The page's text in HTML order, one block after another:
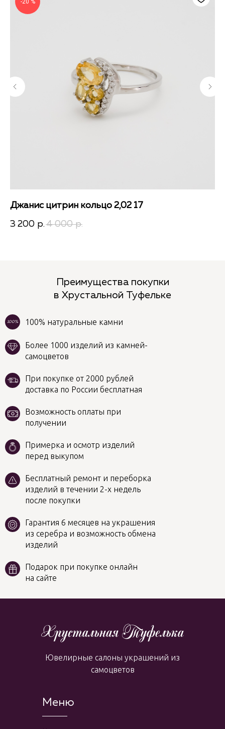
-20 %
Джанис цитрин кольцо 2,02 17
3 200 р. 4 000 р.
100% натуральные камни
100%
Преимущества покупки
в Хрустальной Туфельке
Бесплатный ремонт и переборка
изделий в течении 2-х недель
после покупки
Примерка и осмотр изделий
перед выкупом
Более 1000 изделий из камней-
самоцветов
Гарантия 6 месяцев на украшения
из серебра и возможность обмена
изделий
Возможность оплаты при
получении
При покупке от 2000 рублей
доставка по России бесплатная
Подарок при покупке онлайн
на сайте
Меню
Ювелирные салоны украшений из
самоцветов